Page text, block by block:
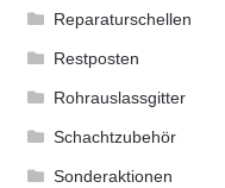
Reparaturschellen
Restposten
Rohrauslassgitter
Schachtzubehör
Sonderaktionen